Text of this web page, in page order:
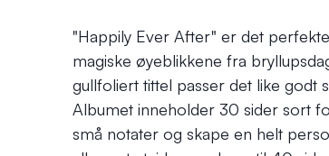
"Happily Ever After" er det
magiske øyeblikkene fra
gullfoliert tittel passer det like godt
Albumet inneholder 30 sider sort
små notater og skape en helt